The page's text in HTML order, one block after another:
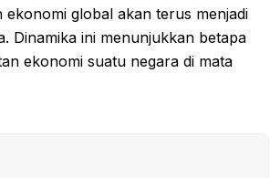
global akan terus menjadi
Dinamika ini menunjukkan betapa
ekonomi suatu negara di mata